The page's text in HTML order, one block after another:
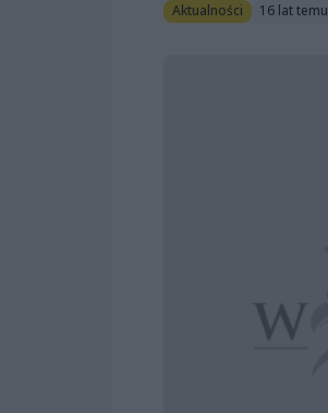
Aktualności 16 lat temu